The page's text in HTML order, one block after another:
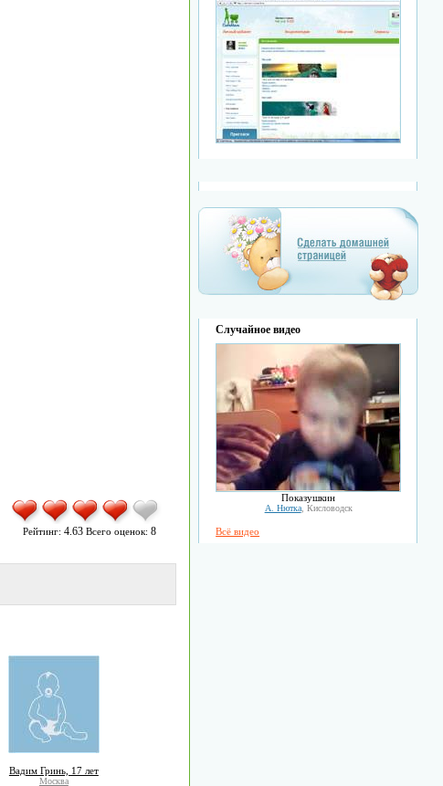
Рейтинг: 4.63Всего оценок: 8
Вадим Гринь, 17 лет
Москва
Случайное видео
Показушкин
А. Нютка, Кисловодск
Всё видео